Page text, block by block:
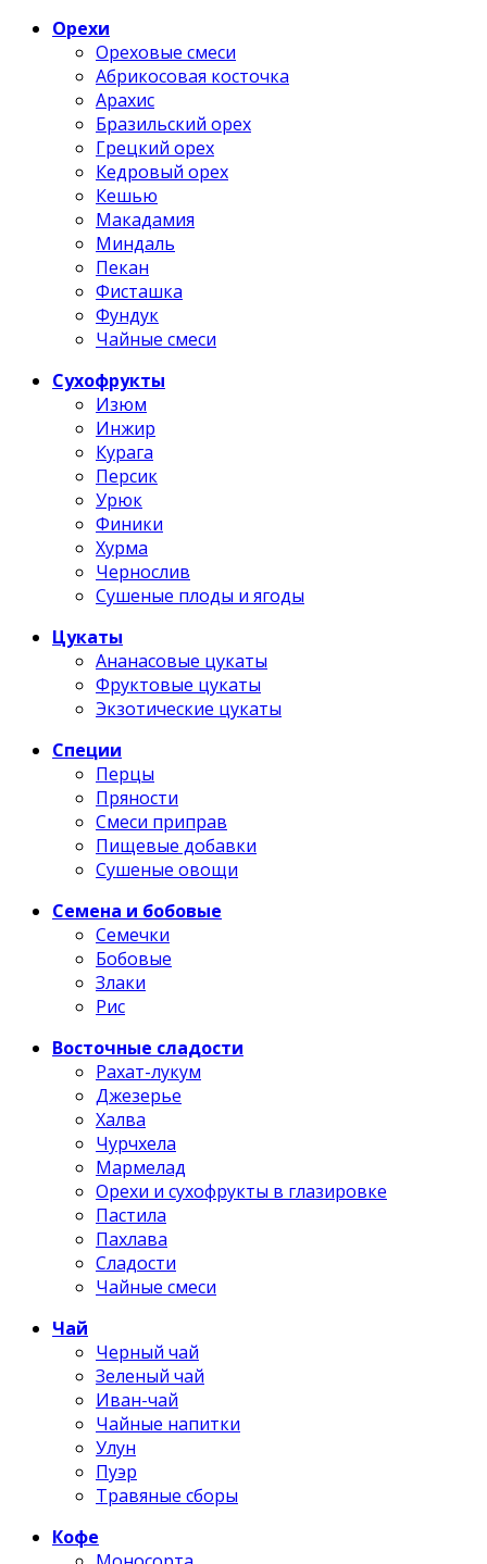
Орехи
Ореховые смеси
Абрикосовая косточка
Арахис
Бразильский орех
Грецкий орех
Кедровый орех
Кешью
Макадамия
Миндаль
Пекан
Фисташка
Фундук
Чайные смеси
Сухофрукты
Изюм
Инжир
Курага
Персик
Урюк
Финики
Хурма
Чернослив
Сушеные плоды и ягоды
Цукаты
Ананасовые цукаты
Фруктовые цукаты
Экзотические цукаты
Специи
Перцы
Пряности
Смеси приправ
Пищевые добавки
Сушеные овощи
Семена и бобовые
Семечки
Бобовые
Злаки
Рис
Восточные сладости
Рахат-лукум
Джезерье
Халва
Чурчхела
Мармелад
Орехи и сухофрукты в глазировке
Пастила
Пахлава
Сладости
Чайные смеси
Чай
Черный чай
Зеленый чай
Иван-чай
Чайные напитки
Улун
Пуэр
Травяные сборы
Кофе